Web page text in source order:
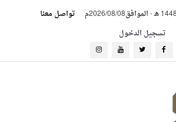
-الموافق2026/08/08م
تواصل معنا
تسجيل الدخول